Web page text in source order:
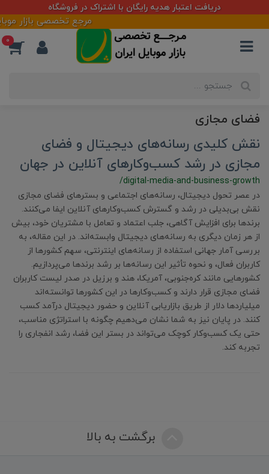
دریافت اعتبار هدیه رایگان با اشتراک در فروشگاه
مرجع تخصصی بازار
0
فضای مجازی
نقش کلیدی رسانه‌های دیجیتال و فضای
مجازی در رشد کسب‌وکارهای آنلاین در جهان
/digital-media-and-business-growth
در عصر تحول دیجیتال، رسانه‌های اجتماعی و بسترهای فضای مجازی
نقش بی‌بدیلی در رشد و گسترش کسب‌وکارهای آنلاین ایفا می‌کنند.
برندها برای افزایش آگاهی، جلب اعتماد و تعامل با مشتریان خود، بیش
از هر زمان دیگری به رسانه‌های دیجیتال وابسته‌اند. در این مقاله، به
بررسی آمار جهانی استفاده از رسانه‌های اینترنتی، سهم کشورها از
کاربران فعال، و نحوه تأثیر این رسانه‌ها بر رشد برندها می‌پردازیم.
کشورهایی مانند کره‌جنوبی، آمریکا، هند و برزیل در صدر لیست کاربران
فضای مجازی قرار دارند و کسب‌وکارها در این کشورها توانسته‌اند
میلیاردها دلار از طریق بازاریابی آنلاین و حضور دیجیتال درآمد کسب
کنند. در پایان نیز به شما نشان می‌دهیم چگونه با استراتژی مناسب،
حتی یک کسب‌وکار کوچک می‌تواند در بستر این فضا، رشد انفجاری را
تجربه کند.
برگشت به بالا